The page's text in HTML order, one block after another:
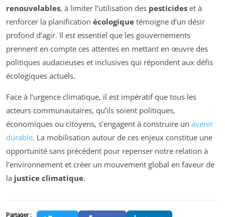
renouvelables, à limiter l’utilisation des pesticides et à
renforcer la planification écologique témoigne d’un désir
profond d’agir. Il est essentiel que les gouvernements
prennent en compte ces attentes en mettant en œuvre des
politiques audacieuses et inclusives qui répondent aux défis
écologiques actuels.
Face à l’urgence climatique, il est impératif que tous les
acteurs communautaires, qu’ils soient politiques,
économiques ou citoyens, s’engagent à construire un avenir
durable. La mobilisation autour de ces enjeux constitue une
opportunité sans précédent pour repenser notre relation à
l’environnement et créer un mouvement global en faveur de
la justice climatique.
Partager :